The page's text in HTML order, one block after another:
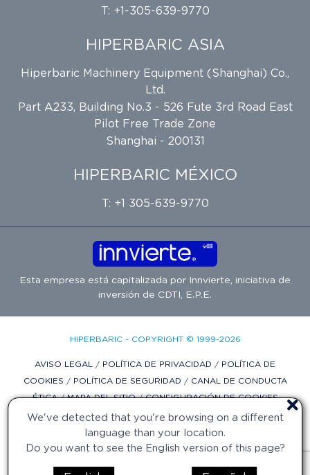
We've detected that you're browsing on a different
language than your location.
Do you want to see the English version of this page?
T: +1-305-639-9770
HIPERBARIC ASIA
Hiperbaric Machinery Equipment (Shanghai) Co.,
Ltd.
Part A233, Building No.3 - 526 Fute 3rd Road East
Pilot Free Trade Zone
Shanghai - 200131
HIPERBARIC MÉXICO
T: +1 305-639-9770
Esta empresa está capitalizada por Innvierte , iniciativa de
inversión de CDTI, E.P.E.
HIPERBARIC - COPYRIGHT © 1999-2026
AVISO LEGAL / POLÍTICA DE PRIVACIDAD / POLÍTICA DE
COOKIES / POLÍTICA DE SEGURIDAD / CANAL DE CONDUCTA
ÉTICA/MAPA DEL SITIO/CONFIGURACIÓN DE COOKIES
DISEÑO WEB POR DIFADI.COM